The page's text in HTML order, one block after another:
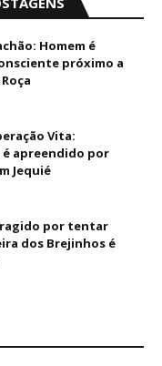
Homem é
próximo a
Vita:
é apreendido por
Jequié
por tentar
dos Brejinhos é